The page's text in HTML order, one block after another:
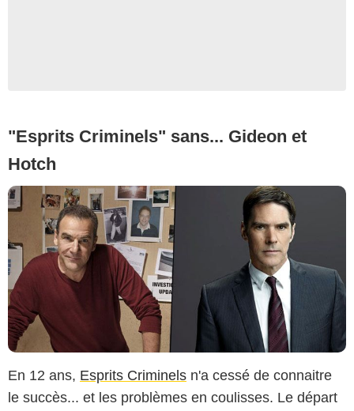
"Esprits Criminels" sans... Gideon et
Hotch
En 12 ans, Esprits Criminels n'a cessé de connaitre
le succès... et les problèmes en coulisses. Le départ